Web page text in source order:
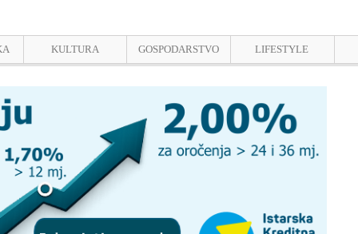
KULTURA GOSPODARSTVO LIFESTYLE